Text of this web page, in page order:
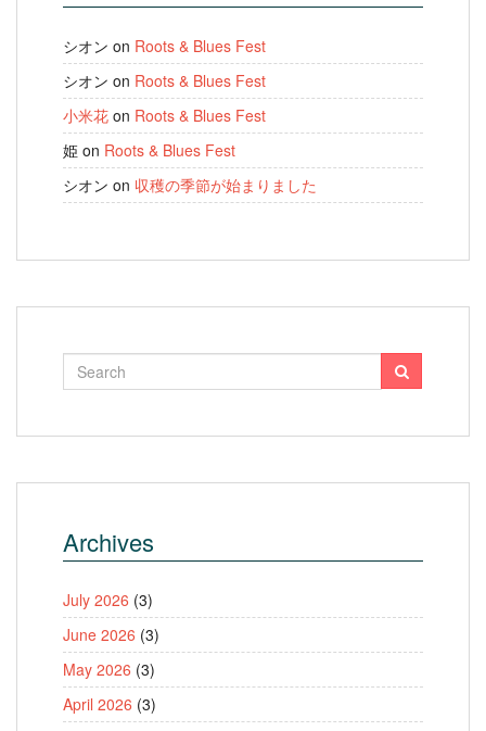
シオン on Roots & Blues Fest
シオン on Roots & Blues Fest
小米花 on Roots & Blues Fest
姫 on Roots & Blues Fest
シオン on 収穫の季節が始まりました
Archives
July 2026 (3)
June 2026 (3)
May 2026 (3)
April 2026 (3)